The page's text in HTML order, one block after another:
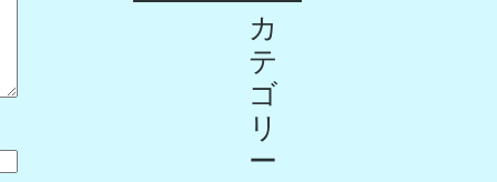
カ
テ
ゴ
リ
ー